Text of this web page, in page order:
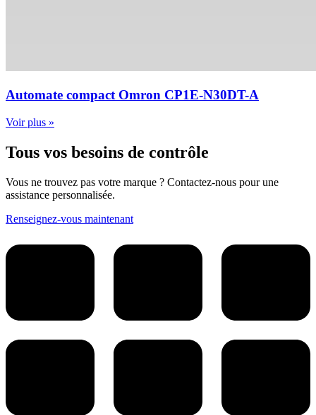
Automate compact Omron CP1E-N30DT-A
Voir plus »
Tous vos besoins de contrôle
Vous ne trouvez pas votre marque ? Contactez-nous pour une
assistance personnalisée.
Renseignez-vous maintenant